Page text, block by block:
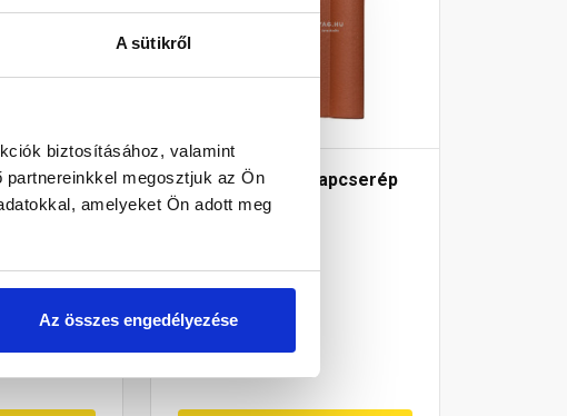
A sütikről
biztosításához, valamint
megosztjuk az Ön
amelyeket Ön adott meg
Az összes engedélyezése
Leier Toscana alapcserép
Basic terra
Raktáron
420 Ft/ db